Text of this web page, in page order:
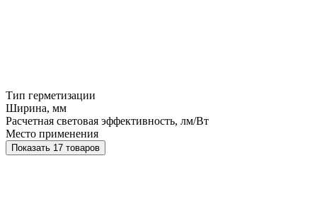
Тип герметизации
Ширина, мм
Расчетная световая эффективность, лм/Вт
Место применения
Показать 17 товаров